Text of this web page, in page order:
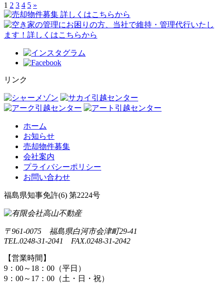
1 2 3 4 5 »
リンク
ホーム
お知らせ
売却物件募集
会社案内
プライバシーポリシー
お問い合わせ
福島県知事免許(6) 第2224号
〒961-0075 福島県白河市会津町29-41
TEL.0248-31-2041 FAX.0248-31-2042
【営業時間】
9：00～18：00（平日）
9：00～17：00（土・日・祝）